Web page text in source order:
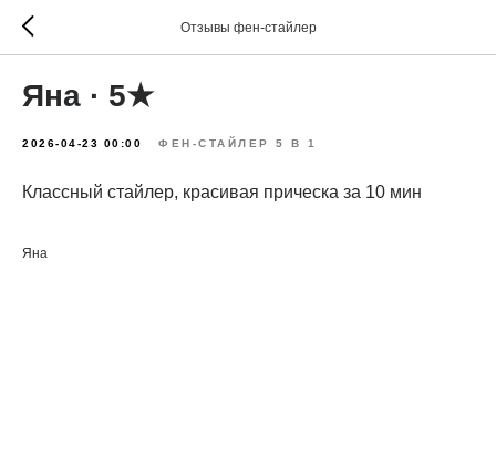
Отзывы фен-стайлер
Яна · 5★
2026-04-23 00:00 ФЕН-СТАЙЛЕР 5 В 1
Классный стайлер, красивая прическа за 10 мин
Яна